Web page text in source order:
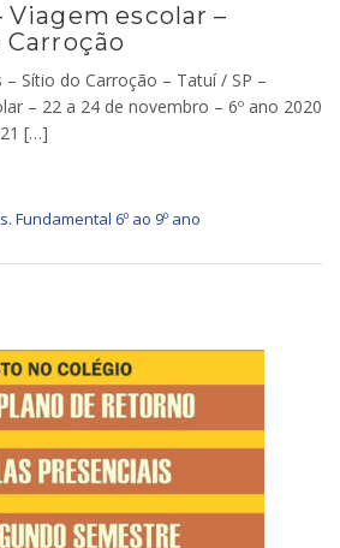
Viagem escolar –
– Sítio do Carroção – Tatuí / SP –
– 22 a 24 de novembro – 6º ano 2020
[…]
Fundamental 6º ao 9º ano